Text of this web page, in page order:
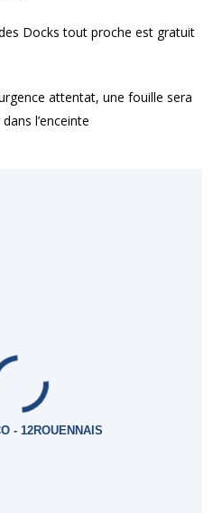
Docks tout proche est gratuit
attentat, une fouille sera
l’enceinte
- 12ROUENNAIS